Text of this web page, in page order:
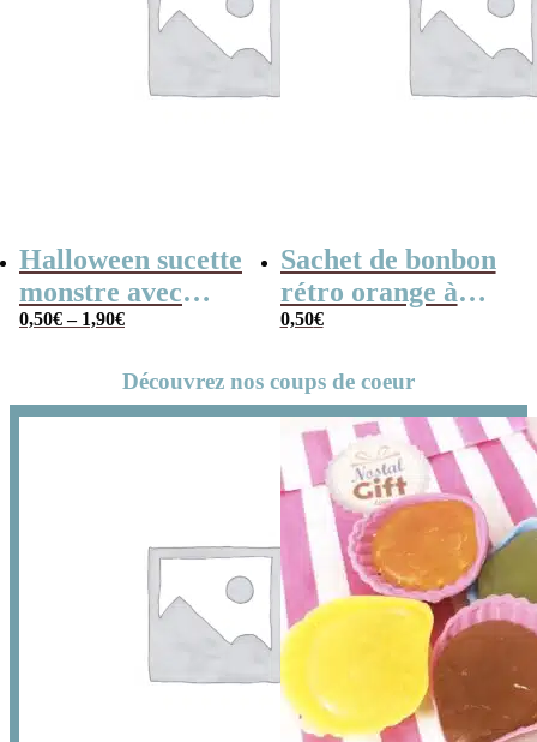
Halloween sucette
monstre avec
bonbons :
0,50€– 1,90€
Sachet de bonbon
rétro orange à
pois x1
0,50€
Découvrez nos coups de coeur